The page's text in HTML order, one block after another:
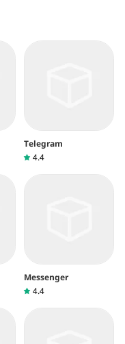
Telegram
4.4
Messenger
4.4